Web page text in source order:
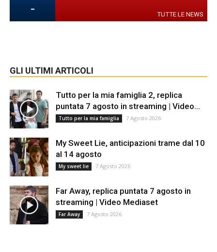
- TUTTE LE NEWS
GLI ULTIMI ARTICOLI
Tutto per la mia famiglia 2, replica
puntata 7 agosto in streaming | Video...
Tutto per la mia famiglia 7 Agosto 2026
My Sweet Lie, anticipazioni trame dal 10
al 14 agosto
My sweet lie 7 Agosto 2026
Far Away, replica puntata 7 agosto in
streaming | Video Mediaset
Far Away 7 Agosto 2026